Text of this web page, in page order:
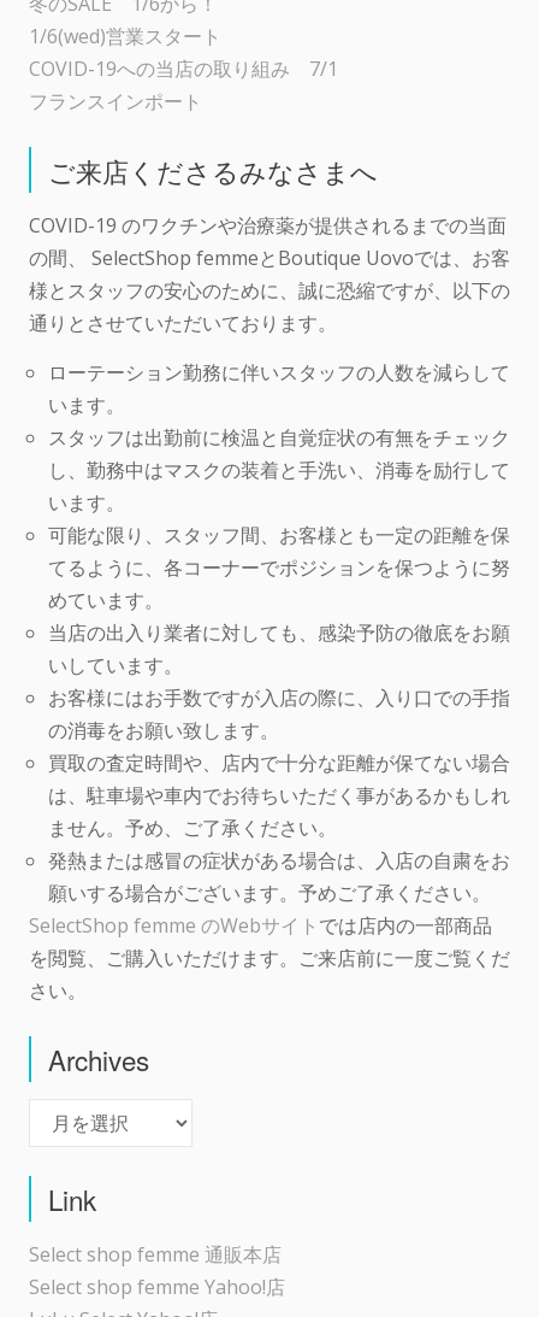
1/6(wed)営業スタート
COVID-19への当店の取り組み 7/1
フランスインポート
ご来店くださるみなさまへ
COVID-19 のワクチンや治療薬が提供されるまでの当面
の間、 SelectShop femmeとBoutique Uovoでは、お客
様とスタッフの安心のために、誠に恐縮ですが、以下の
通りとさせていただいております。
ローテーション勤務に伴いスタッフの人数を減らして
います。
スタッフは出勤前に検温と自覚症状の有無をチェック
し、勤務中はマスクの装着と手洗い、消毒を励行して
います。
可能な限り、スタッフ間、お客様とも一定の距離を保
てるように、各コーナーでポジションを保つように努
めています。
当店の出入り業者に対しても、感染予防の徹底をお願
いしています。
お客様にはお手数ですが入店の際に、入り口での手指
の消毒をお願い致します。
買取の査定時間や、店内で十分な距離が保てない場合
は、駐車場や車内でお待ちいただく事があるかもしれ
ません。予め、ご了承ください。
発熱または感冒の症状がある場合は、入店の自粛をお
願いする場合がございます。予めご了承ください。
SelectShop femme のWebサイト では店内の一部商品
を閲覧、ご購入いただけます。ご来店前に一度ご覧くだ
さい。
Archives
Link
Select shop femme 通販本店
Select shop femme Yahoo!店